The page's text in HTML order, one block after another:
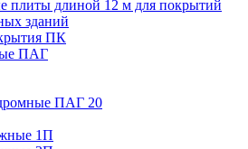
плиты длиной 12 м для покрытий
зданий
ПК
ПАГ
ПАГ 20
1П